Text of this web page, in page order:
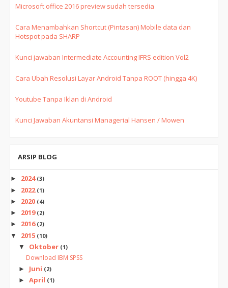
Microsoft office 2016 preview sudah tersedia
Cara Menambahkan Shortcut (Pintasan) Mobile data dan
Hotspot pada SHARP
Kunci jawaban Intermediate Accounting IFRS edition Vol2
Cara Ubah Resolusi Layar Android Tanpa ROOT (hingga 4K)
Youtube Tanpa Iklan di Android
Kunci Jawaban Akuntansi Managerial Hansen / Mowen
ARSIP BLOG
► 2024 (3)
► 2022 (1)
► 2020 (4)
► 2019 (2)
► 2016 (2)
▼ 2015 (10)
▼ Oktober (1)
Download IBM SPSS
► Juni (2)
► April (1)